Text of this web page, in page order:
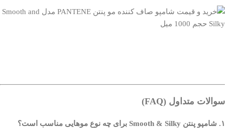
سوالات متداول (FAQ)
۱. شامپو پنتن Smooth & Silky برای چه نوع موهایی مناسب است؟